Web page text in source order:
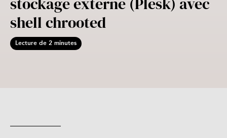
shell chrooted
Lecture de 2 minutes